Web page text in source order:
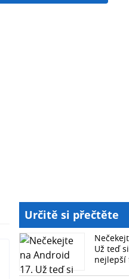
Určitě si přečtěte
Už teď
nejlepší